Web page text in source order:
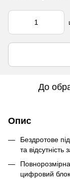
До
Опис
Бездротове
та відсутність
цифровий